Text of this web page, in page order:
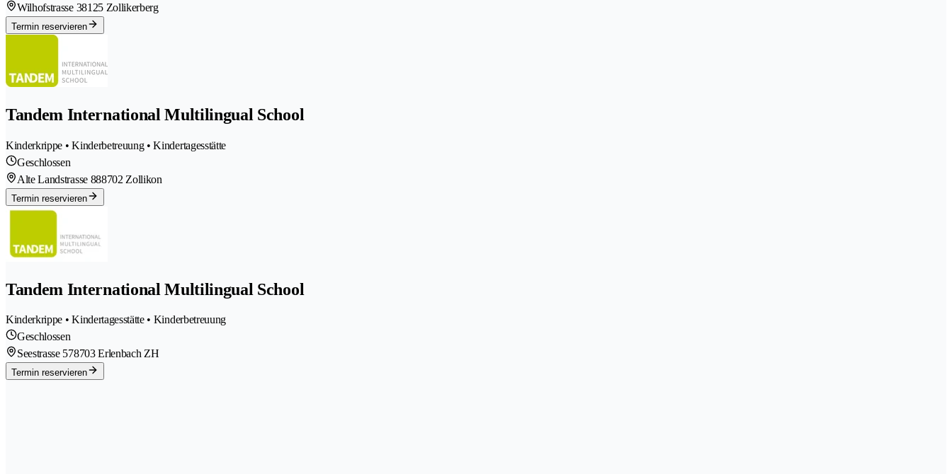
Wilhofstrasse 38125 Zollikerberg
Termin reservieren
Tandem International Multilingual School
Kinderkrippe • Kinderbetreuung • Kindertagesstätte
Geschlossen
Alte Landstrasse 888702 Zollikon
Termin reservieren
Tandem International Multilingual School
Kinderkrippe • Kindertagesstätte • Kinderbetreuung
Geschlossen
Seestrasse 578703 Erlenbach ZH
Termin reservieren